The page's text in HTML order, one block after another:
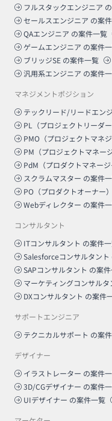
フルスタックエンジニア
セールスエンジニア の案
QAエンジニア の案件一覧
ゲームエンジニア の案件
ブリッジSE の案件一覧
汎用系エンジニア の案件
マネジメントポジション
テックリード/リードエン
PL（プロジェクトリーダー
PMO（プロジェクトマネ
PM（プロジェクトマネージ
PdM（プロダクトマネージ
スクラムマスター の案件
PO（プロダクトオーナー）
Webディレクター の案件
コンサルタント
ITコンサルタント の案件
Salesforceコンサルタント
SAPコンサルタント の案
マーケティングコンサルタ
DXコンサルタント の案件
サポートエンジニア
テクニカルサポート の案
デザイナー
イラストレーター の案件
3D/CGデザイナー の案件
UIデザイナー の案件一覧